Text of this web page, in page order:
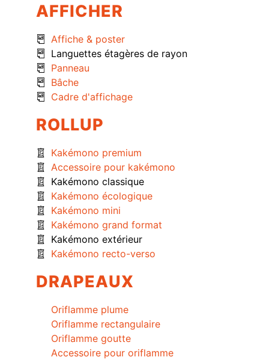
AFFICHER
Affiche & poster
Languettes étagères de rayon
Panneau
Bâche
Cadre d'affichage
ROLLUP
Kakémono premium
Accessoire pour kakémono
Kakémono classique
Kakémono écologique
Kakémono mini
Kakémono grand format
Kakémono extérieur
Kakémono recto-verso
DRAPEAUX
Oriflamme plume
Oriflamme rectangulaire
Oriflamme goutte
Accessoire pour oriflamme